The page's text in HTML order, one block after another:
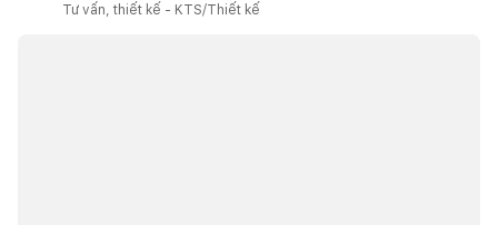
Tư vấn, thiết kế - KTS/Thiết kế